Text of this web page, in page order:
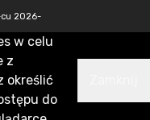
2026-
w celu
z
określić
do